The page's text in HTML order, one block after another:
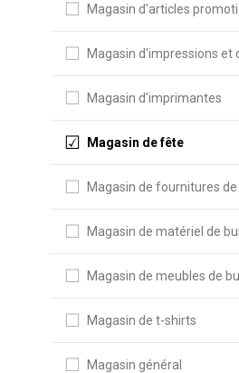
Magasin d'articles
Magasin d'impressions et
Magasin d'imprimantes
Magasin de fête
Magasin de fournitures
Magasin de matériel de
Magasin de meubles de
Magasin de t-shirts
Magasin général